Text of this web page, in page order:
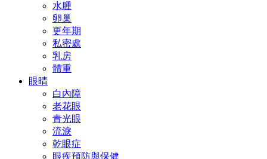
水腫
卵巢
更年期
私密處
乳房
體重
眼晴
白內障
老花眼
青光眼
流淚
乾眼症
眼疾預防與保健